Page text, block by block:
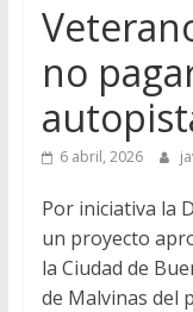
no
6 abril, 2026
Por iniciativa la
un proyecto
la Ciudad de
de Malvinas del